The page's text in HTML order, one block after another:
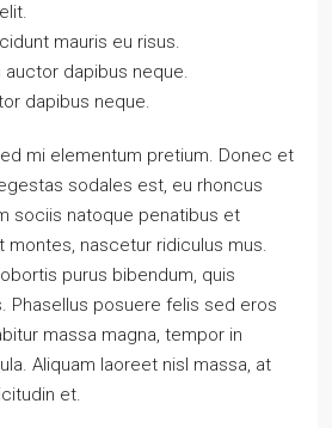
mauris eu risus.
auctor dapibus neque.
dapibus neque.
mi elementum pretium. Donec et
sodales est, eu rhoncus
sociis natoque penatibus et
montes, nascetur ridiculus mus.
purus bibendum, quis
Phasellus posuere felis sed eros
massa magna, tempor in
Aliquam laoreet nisl massa, at
et.